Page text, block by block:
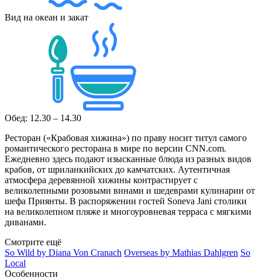
Вид на океан и закат
Обед: 12.30 – 14.30
Ресторан («Крабовая хижина») по праву носит титул самого
романтического ресторана в мире по версии CNN.com.
Ежедневно здесь подают изысканные блюда из разных видов
крабов, от шриланкийских до камчатских. Аутентичная
атмосфера деревянной хижины контрастирует с
великолепными розовыми винами и шедеврами кулинарии от
шефа Приянты. В распоряжении гостей Soneva Jani столики
на великолепном пляже и многоуровневая терраса с мягкими
диванами.
Смотрите ещё
So Wild by Diana Von Cranach Overseas by Mathias Dahlgren So
Local
Особенности